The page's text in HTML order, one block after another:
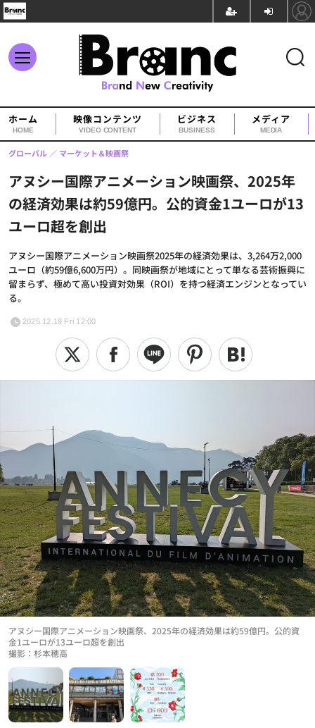
ホーム
HOME
映像コンテンツ
VIDEO CONTENT
ビジネス
BUSINESS
メディア
MEDIA
アヌシー国際アニメーション映画祭、2025年
の経済効果は約59億円。公的資金1ユーロが13
ユーロ超を創出
アヌシー国際アニメーション映画祭2025年の経済効果は、3,264万2,000
ユーロ（約59億6,600万円）。同映画祭が地域にとって単なる芸術振興に
留まらず、極めて高い投資対効果（ROI）を持つ経済エンジンとなってい
る。
グローバル マーケット＆映画祭
2025.12.19 Fri 12:00
撮影：杉本穂高
アヌシー国際アニメーション映画祭、2025年の経済効果は約59億円。公的資
金1ユーロが13ユーロ超を創出